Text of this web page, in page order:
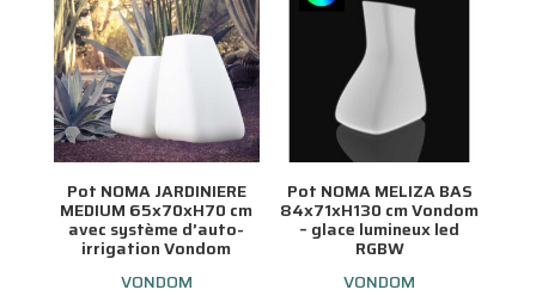
Pot NOMA JARDINIERE
MEDIUM 65x70xH70 cm
avec système d’auto-
irrigation Vondom
VONDOM
Pot NOMA MELIZA BAS
84x71xH130 cm Vondom
– glace lumineux led
RGBW
VONDOM